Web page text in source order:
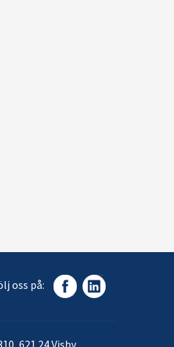
oss på:
621 24 Visby